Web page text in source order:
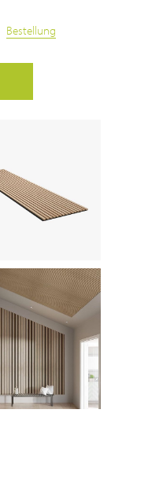
Bestellung